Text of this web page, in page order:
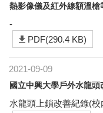
熱影像儀及紅外線額溫
-
PDF(290.4 KB)
2021-09-09
國立中興大學戶外水龍頭
水龍頭上鎖改善紀錄(